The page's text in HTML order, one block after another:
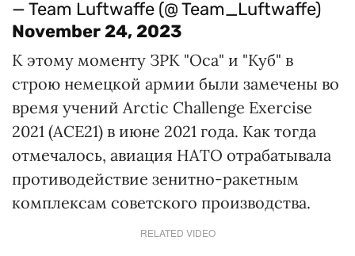
— Team Luftwaffe (@ Team_Luftwaffe)
November 24, 2023
К этому моменту ЗРК "Оса" и "Куб" в
строю немецкой армии были замечены во
время учений Arctic Challenge Exercise
2021 (ACE21) в июне 2021 года. Как тогда
отмечалось, авиация НАТО отрабатывала
противодействие зенитно-ракетным
комплексам советского производства.
RELATED VIDEO